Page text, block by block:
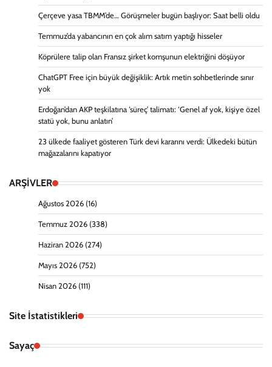
Çerçeve yasa TBMM’de… Görüşmeler bugün başlıyor: Saat belli oldu
Temmuz’da yabancının en çok alım satım yaptığı hisseler
Köprülere talip olan Fransız şirket komşunun elektriğini döşüyor
ChatGPT Free için büyük değişiklik: Artık metin sohbetlerinde sınır
yok
Erdoğan’dan AKP teşkilatına ‘süreç’ talimatı: ‘Genel af yok, kişiye özel
statü yok, bunu anlatın’
23 ülkede faaliyet gösteren Türk devi kararını verdi: Ülkedeki bütün
mağazalarını kapatıyor
ARŞİVLER
Ağustos 2026 (16)
Temmuz 2026 (338)
Haziran 2026 (274)
Mayıs 2026 (752)
Nisan 2026 (111)
Site İstatistikleri
Sayaç